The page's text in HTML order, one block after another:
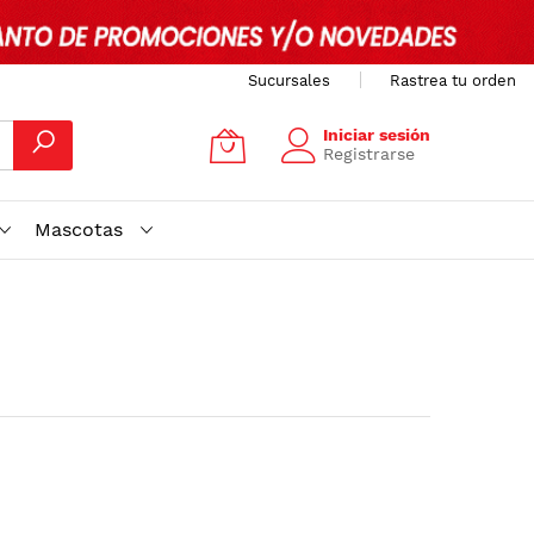
Sucursales Rastrea tu orden
Iniciar sesión
Registrarse
Mascotas